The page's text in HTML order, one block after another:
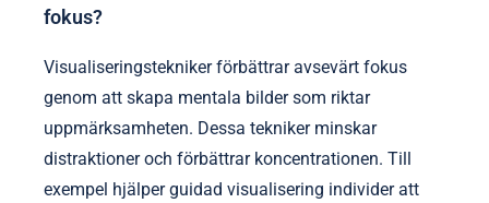
fokus?
Visualiseringstekniker förbättrar avsevärt fokus
genom att skapa mentala bilder som riktar
uppmärksamheten. Dessa tekniker minskar
distraktioner och förbättrar koncentrationen. Till
exempel hjälper guidad visualisering individer att